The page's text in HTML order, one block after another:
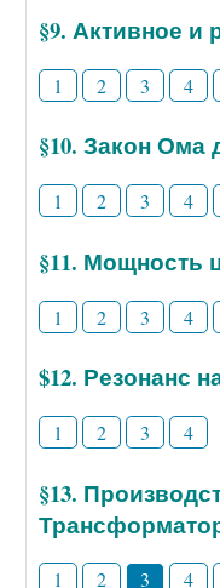
§9. Активное и
1 2 3 4
§10. Закон Ома
1 2 3 4
§11. Мощность
1 2 3 4
$12. Резонанс
1 2 3 4
§13.
1 2 3 4